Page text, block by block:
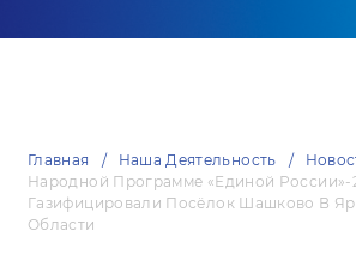
Главная Наша Деятельность
Народной Программе «Единой России»-
Газифицировали Посёлок Шашково В
Области